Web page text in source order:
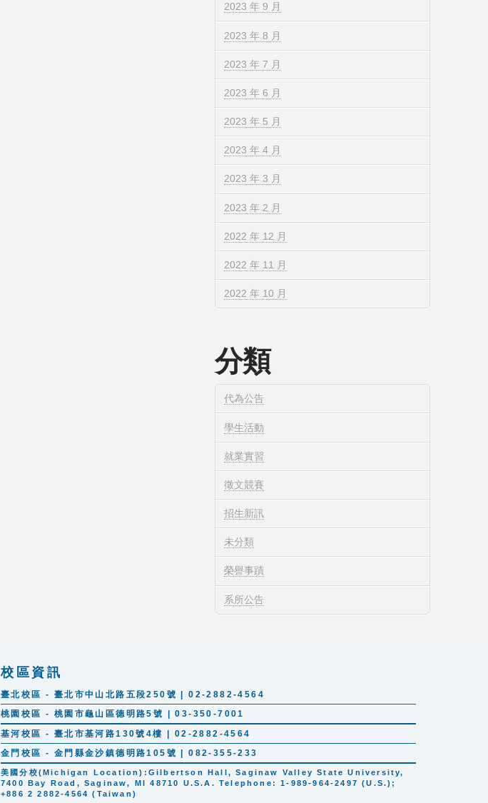
2023 年 9 月
2023 年 8 月
2023 年 7 月
2023 年 6 月
2023 年 5 月
2023 年 4 月
2023 年 3 月
2023 年 2 月
2022 年 12 月
2022 年 11 月
2022 年 10 月
分類
代為公告
學生活動
就業實習
徵文競賽
招生新訊
未分類
榮譽事蹟
系所公告
校區資訊
臺北校區 - 臺北市中山北路五段250號 | 02-2882-4564
桃園校區 - 桃園市龜山區德明路5號 | 03-350-7001
基河校區 - 臺北市基河路130號4樓 | 02-2882-4564
金門校區 - 金門縣金沙鎮德明路105號 | 082-355-233
美國分校(Michigan Location):Gilbertson Hall, Saginaw Valley State University,
7400 Bay Road, Saginaw, MI 48710 U.S.A. Telephone: 1-989-964-2497 (U.S.);
+886 2 2882-4564 (Taiwan)